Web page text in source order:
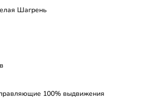
Шагрень
100% выдвижения